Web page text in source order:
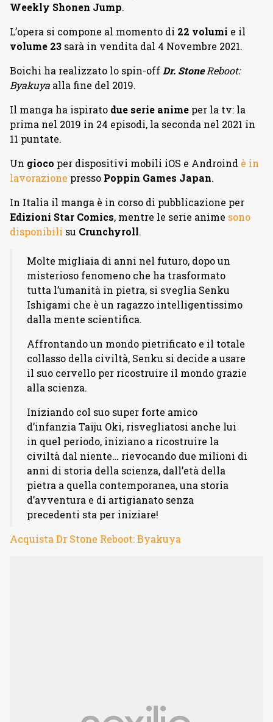
Weekly Shonen Jump.
L’opera si compone al momento di 22 volumi e il
volume 23 sarà in vendita dal 4 Novembre 2021.
Boichi ha realizzato lo spin-offDr. StoneReboot:
Byakuya alla fine del 2019.
Il manga ha ispirato due serie anime per la tv: la
prima nel 2019 in 24 episodi, la seconda nel 2021 in
11 puntate.
Un gioco per dispositivi mobili iOS e Androind è in
lavorazione presso Poppin Games Japan.
In Italia il manga è in corso di pubblicazione per
Edizioni Star Comics, mentre le serie anime sono
disponibili su Crunchyroll.
Molte migliaia di anni nel futuro, dopo un
misterioso fenomeno che ha trasformato
tutta l’umanità in pietra, si sveglia Senku
Ishigami che è un ragazzo intelligentissimo
dalla mente scientifica.
Affrontando un mondo pietrificato e il totale
collasso della civiltà, Senku si decide a usare
il suo cervello per ricostruire il mondo grazie
alla scienza.
Iniziando col suo super forte amico
d’infanzia Taiju Oki, risvegliatosi anche lui
in quel periodo, iniziano a ricostruire la
civiltà dal niente… rievocando due milioni di
anni di storia della scienza, dall’età della
pietra a quella contemporanea, una storia
d’avventura e di artigianato senza
precedenti sta per iniziare!
Acquista Dr Stone Reboot: Byakuya